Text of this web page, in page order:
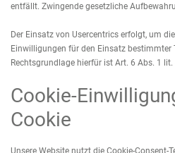
entfällt. Zwingende gesetzliche
Der Einsatz von Usercentrics erfolgt, um
Einwilligungen für den Einsatz bestimmter
Rechtsgrundlage hierfür ist Art. 6 Abs. 1 lit.
Cookie-
Cookie
Unsere Website nutzt die Cookie-Consent-